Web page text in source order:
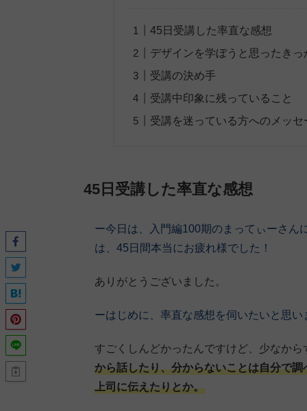
45日受講した率直な感想
デザインを学ぼうと思ったきっ
受講の決め手
受講中印象に残っていること
受講を迷っている方へのメッセ
45日受講した率直な感想
ー今日は、入門編100期のまってぃーさん
は、45日間本当にお疲れ様でした！
ありがとうございました。
ーはじめに、率直な感想を伺いたいと思
すごくしんどかったんですけど、少なから
から話したり、分からないことは自分で
上司に伝えたりとか。